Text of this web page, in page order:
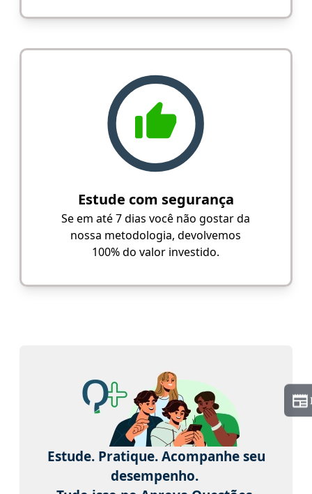
Estude com segurança
Se em até 7 dias você não gostar da
nossa metodologia, devolvemos
100% do valor investido.
Estude. Pratique. Acompanhe seu
desempenho.